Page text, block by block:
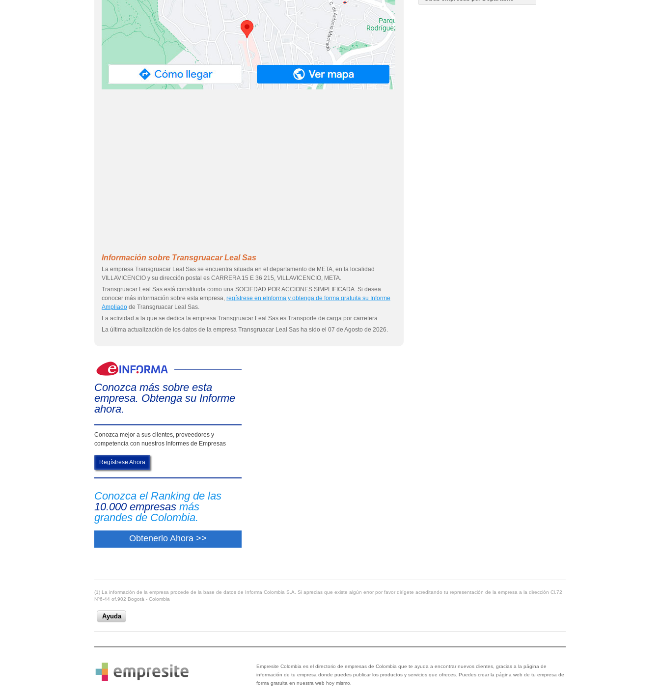
Información sobre Transgruacar Leal Sas
La empresa Transgruacar Leal Sas se encuentra situada en el departamento de META, en la localidad
VILLAVICENCIO y su dirección postal es CARRERA 15 E 36 215, VILLAVICENCIO, META.
Transgruacar Leal Sas está constituida como una SOCIEDAD POR ACCIONES SIMPLIFICADA. Si desea
conocer más información sobre esta empresa, regístrese en eInforma y obtenga de forma gratuita su Informe
Ampliado de Transgruacar Leal Sas.
La actividad a la que se dedica la empresa Transgruacar Leal Sas es Transporte de carga por carretera.
La última actualización de los datos de la empresa Transgruacar Leal Sas ha sido el 07 de Agosto de 2026.
Conozca más sobre esta
empresa. Obtenga su Informe
ahora.
Conozca mejor a sus clientes, proveedores y
competencia con nuestros Informes de Empresas
Regístrese Ahora
Conozca el Ranking de las
10.000 empresas más
grandes de Colombia.
Obtenerlo Ahora >>
(1) La información de la empresa procede de la base de datos de Informa Colombia S.A. Si aprecias que existe algún error por favor dirígete acreditando tu representación de la empresa a la dirección Cl.72
Nº6-44 of.902 Bogotá - Colombia
Ayuda
Empresite Colombia es el directorio de empresas de Colombia que te ayuda a encontrar nuevos clientes, gracias a la página de
información de tu empresa donde puedes publicar los productos y servicios que ofreces. Puedes crear la página web de tu empresa de
forma gratuita en nuestra web hoy mismo.